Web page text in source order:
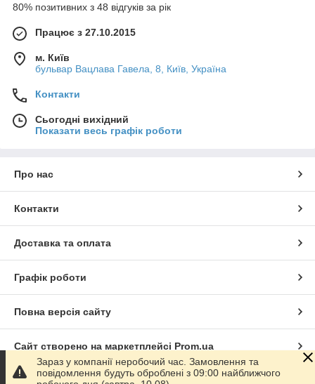
80% позитивних з 48 відгуків за рік
Працює з 27.10.2015
м. Київ
бульвар Вацлава Гавела, 8, Київ, Україна
Контакти
Сьогодні вихідний
Показати весь графік роботи
Про нас
Контакти
Доставка та оплата
Графік роботи
Повна версія сайту
Сайт створено на маркетплейсі Prom.ua
Політика конфіденційності
Зараз у компанії неробочий час. Замовлення та
повідомлення будуть оброблені з 09:00 найближчого